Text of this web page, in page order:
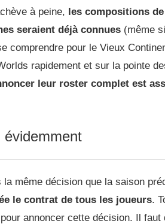
à peine, les compositions
seraient déjà connues (même
comprendre pour le Vieux
rapidement et sur la pointe
leur roster complet est
évidemment
la même décision que la saison
le contrat de tous les joueurs.
annoncer cette décision. Il faut